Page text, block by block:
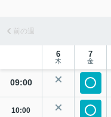
前の週
6
木
7
金
09:00
10:00